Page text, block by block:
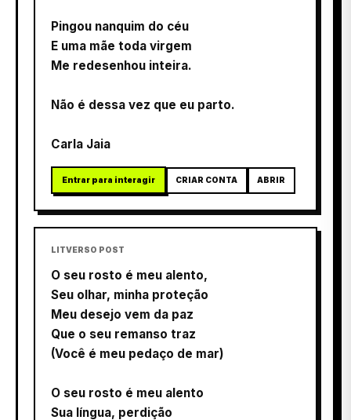
Pingou nanquim do céu
E uma mãe toda virgem
Me redesenhou inteira.
Não é dessa vez que eu parto.
Carla Jaia
Entrar para interagir CRIAR CONTA ABRIR
LITVERSO POST
O seu rosto é meu alento,
Seu olhar, minha proteção
Meu desejo vem da paz
Que o seu remanso traz
(Você é meu pedaço de mar)
O seu rosto é meu alento
Sua língua, perdição